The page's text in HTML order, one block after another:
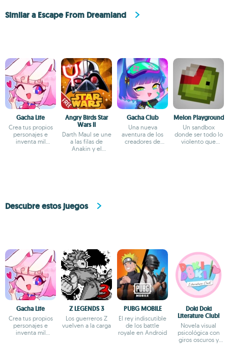
Similar a Escape From Dreamland
Gacha Life
Crea tus propios
personajes e
inventa mil
Angry Birds Star
Wars II
Darth Maul se une
a las filas de
Anakin y el
Gacha Club
Una nueva
aventura de los
creadores de
Melon Playground
Un sandbox
donde ser todo lo
violento que
Descubre estos juegos
Gacha Life
Crea tus propios
personajes e
inventa mil
Z LEGENDS 3
Los guerreros Z
vuelven a la carga
PUBG MOBILE
El rey indiscutible
de los battle
royale en Android
Doki Doki
Literature Club!
Novela visual
psicológica con
giros oscuros y